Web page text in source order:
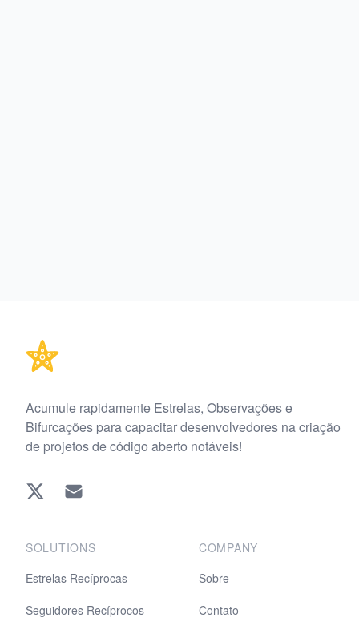
Acumule rapidamente Estrelas, Observações e
Bifurcações para capacitar desenvolvedores na criação
de projetos de código aberto notáveis!
Twitter EMAIL
SOLUTIONS
Estrelas Recíprocas
Seguidores Recíprocos
COMPANY
Sobre
Contato